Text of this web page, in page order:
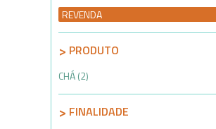
REVENDA
PRODUTO
CHÁ (2)
FINALIDADE